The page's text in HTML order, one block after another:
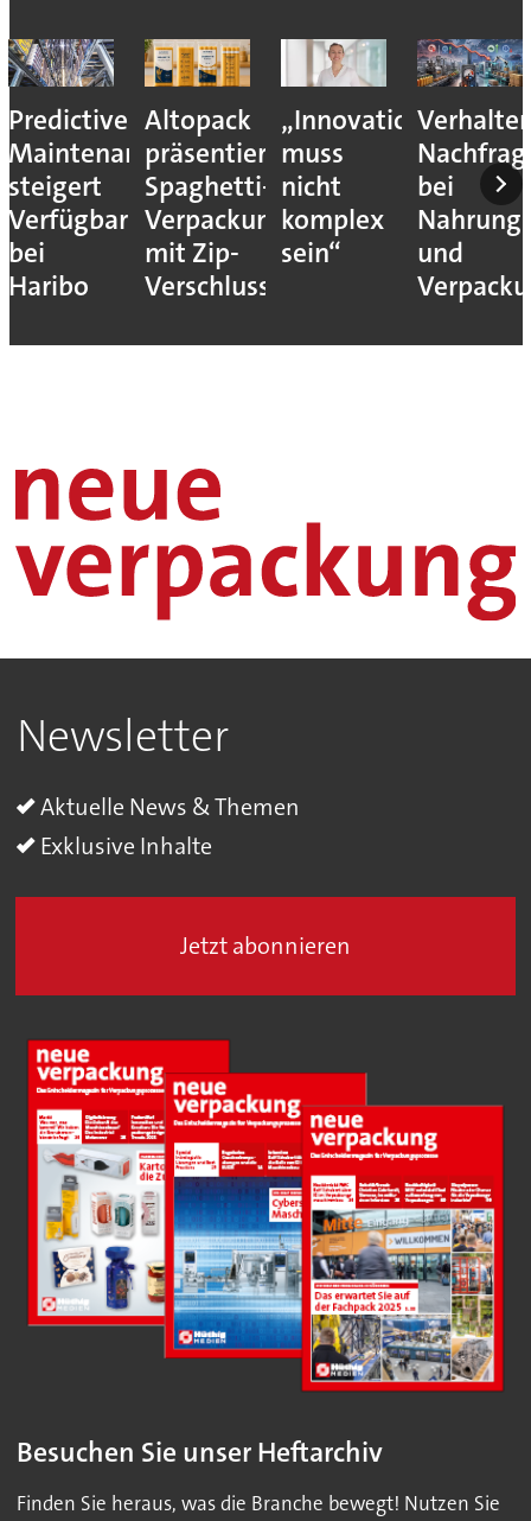
Predictive
Maintenance
steigert
Verfügbarkeit
bei
Haribo
Altopack
präsentiert
Spaghetti-
Verpackung
mit Zip-
Verschluss
„Innovation
muss
nicht
komplex
sein“
bei
und
Newsletter
Aktuelle News & Themen
Exklusive Inhalte
Jetzt abonnieren
Besuchen Sie unser Heftarchiv
Finden Sie heraus, was die Branche bewegt! Nutzen Sie